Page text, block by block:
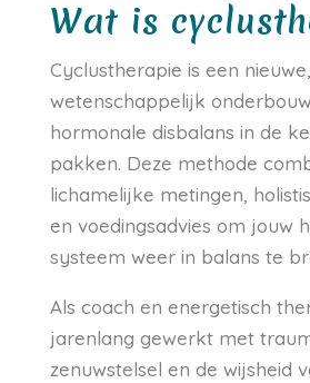
Wat is
Cyclustherapie is een
wetenschappelijk
hormonale disbalans in de
pakken. Deze methode
lichamelijke metingen,
en voedingsadvies om jouw
systeem weer in balans te
Als coach en energetisch
jarenlang gewerkt met
zenuwstelsel en de wijsheid